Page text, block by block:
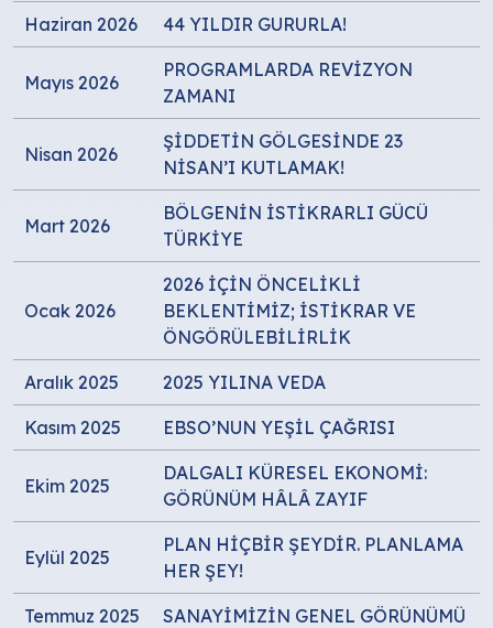
Haziran 2026 44 YILDIR GURURLA!
Mayıs 2026
PROGRAMLARDA REVİZYON
ZAMANI
Nisan 2026
ŞİDDETİN GÖLGESİNDE 23
NİSAN’I KUTLAMAK!
Mart 2026
BÖLGENİN İSTİKRARLI GÜCÜ
TÜRKİYE
Ocak 2026
2026 İÇİN ÖNCELİKLİ
BEKLENTİMİZ; İSTİKRAR VE
ÖNGÖRÜLEBİLİRLİK
Aralık 2025 2025 YILINA VEDA
Kasım 2025 EBSO’NUN YEŞİL ÇAĞRISI
Ekim 2025
DALGALI KÜRESEL EKONOMİ:
GÖRÜNÜM HÂLÂ ZAYIF
Eylül 2025
PLAN HİÇBİR ŞEYDİR. PLANLAMA
HER ŞEY!
Temmuz 2025 SANAYİMİZİN GENEL GÖRÜNÜMÜ